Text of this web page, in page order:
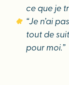
ce que je
“Je n’ai
tout de
pour moi.”